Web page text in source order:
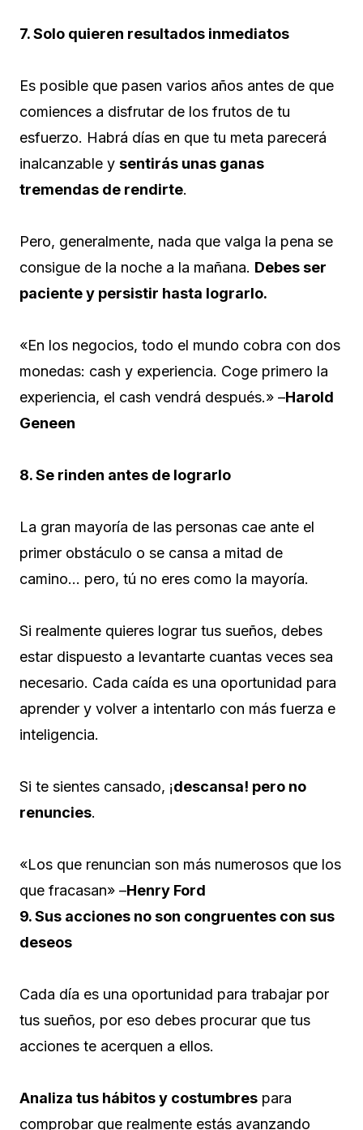
7. Solo quieren resultados inmediatos
Es posible que pasen varios años antes de que
comiences a disfrutar de los frutos de tu
esfuerzo. Habrá días en que tu meta parecerá
inalcanzable y sentirás unas ganas
tremendas de rendirte.
Pero, generalmente, nada que valga la pena se
consigue de la noche a la mañana. Debes ser
paciente y persistir hasta lograrlo.
«En los negocios, todo el mundo cobra con dos
monedas: cash y experiencia. Coge primero la
experiencia, el cash vendrá después.» –Harold
Geneen
8. Se rinden antes de lograrlo
La gran mayoría de las personas cae ante el
primer obstáculo o se cansa a mitad de
camino… pero, tú no eres como la mayoría.
Si realmente quieres lograr tus sueños, debes
estar dispuesto a levantarte cuantas veces sea
necesario. Cada caída es una oportunidad para
aprender y volver a intentarlo con más fuerza e
inteligencia.
Si te sientes cansado, ¡descansa! pero no
renuncies.
«Los que renuncian son más numerosos que los
que fracasan» –Henry Ford
9. Sus acciones no son congruentes con sus
deseos
Cada día es una oportunidad para trabajar por
tus sueños, por eso debes procurar que tus
acciones te acerquen a ellos.
Analiza tus hábitos y costumbres para
comprobar que realmente estás avanzando